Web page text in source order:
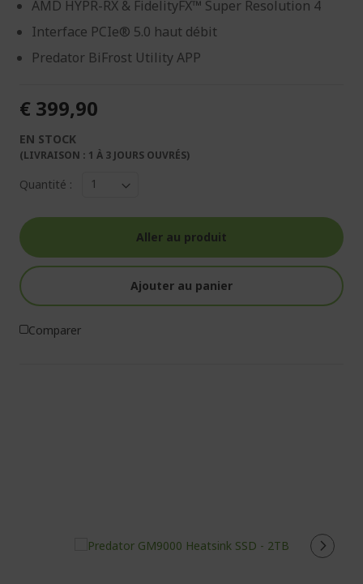
AMD HYPR-RX & FidelityFX™ Super Resolution 4
Interface PCIe® 5.0 haut débit
Predator BiFrost Utility APP
€ 399,90
EN STOCK
(LIVRAISON : 1 À 3 JOURS OUVRÉS)
Quantité :
Aller au produit
Ajouter au panier
Comparer